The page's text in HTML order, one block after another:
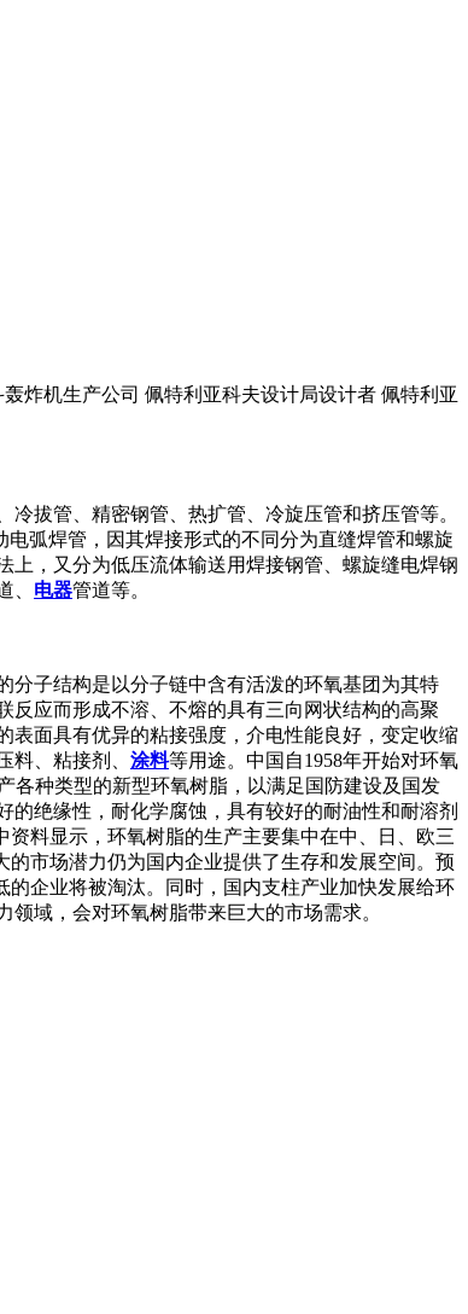
炸机生产公司 佩特利亚科夫设计局设计者 佩特利亚
拔管、精密钢管、热扩管、冷旋压管和挤压管等。
弧焊管，因其焊接形式的不同分为直缝焊管和螺旋
上，又分为低压流体输送用焊接钢管、螺旋缝电焊钢
、 电器管道等。
分子结构是以分子链中含有活泼的环氧基团为其特
反应而形成不溶、不熔的具有三向网状结构的高聚
表面具有优异的粘接强度，介电性能良好，变定收缩
、粘接剂、 涂料等用途。中国自1958年开始对环氧
各种类型的新型环氧树脂，以满足国防建设及国发
绝缘性，耐化学腐蚀，具有较好的耐油性和耐溶剂
料显示，环氧树脂的生产主要集中在中、日、欧三
市场潜力仍为国内企业提供了生存和发展空间。预
的企业将被淘汰。同时，国内支柱产业加快发展给环
域，会对环氧树脂带来巨大的市场需求。